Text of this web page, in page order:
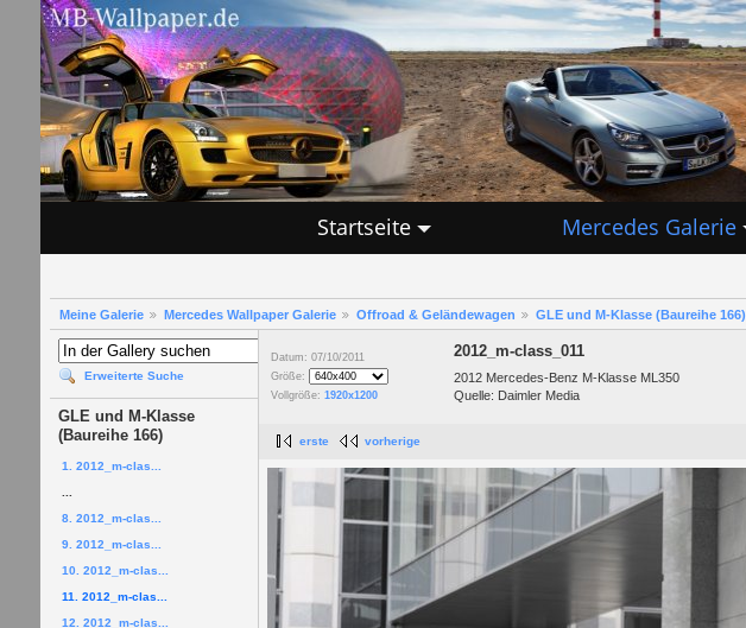
Startseite Mercedes Galerie
Meine Galerie Mercedes Wallpaper Galerie Offroad & Geländewagen GLE und M-Klasse (Baureihe 166)
Erweiterte Suche
GLE und M-Klasse
(Baureihe 166)
1. 2012_m-clas...
8. 2012_m-clas...
9. 2012_m-clas...
10. 2012_m-clas...
11. 2012_m-clas...
12. 2012_m-clas...
Datum: 07/10/2011
Größe:
Vollgröße: 1920x1200
2012_m-class_011
2012 Mercedes-Benz M-Klasse ML350
Quelle: Daimler Media
erste vorherige